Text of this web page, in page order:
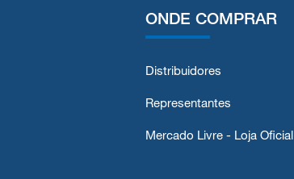
ONDE COMPRAR
Distribuidores
Representantes
Mercado Livre - Loja Oficial